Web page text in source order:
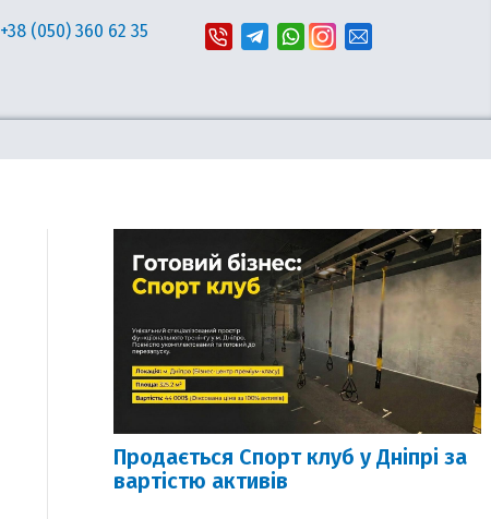
+38 (050) 360 62 35
Продається Спорт клуб у Дніпрі за
вартістю активів